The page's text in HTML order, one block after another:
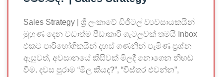
Sales Strategy | ශ්‍රී ලංකාවේ ඩිජිටල් ව්‍යවසායකයින්
මුහුණ දෙන වඩාත්ම පීඩාකාරී ගැටලුවක් තමයි Inbox
එකට පාරිභෝගිකයින් දහස් ගණනින් පැමිණ ප්‍රශ්න
ඇසුවත්, අවසානයේ කිසිවක් මිලදී නොගෙන නිහඬ
වීම. දවස පුරාම “මිල කීයද?”, “විස්තර එවන්න”,